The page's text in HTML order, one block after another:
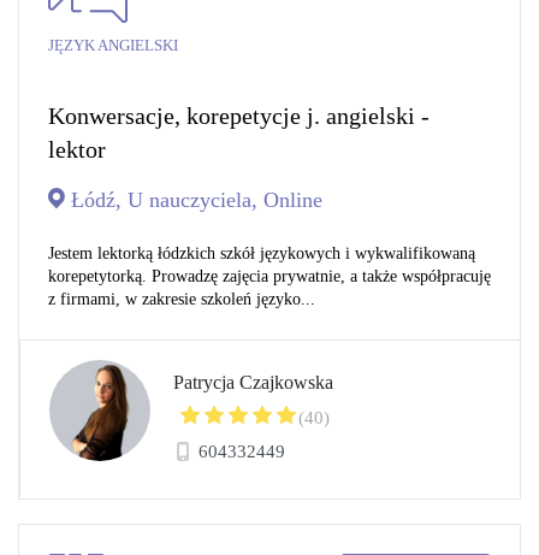
JĘZYK ANGIELSKI
Konwersacje, korepetycje j. angielski -
lektor
Łódź, U nauczyciela, Online
Jestem lektorką łódzkich szkół językowych i wykwalifikowaną
korepetytorką. Prowadzę zajęcia prywatnie, a także współpracuję
z firmami, w zakresie szkoleń języko...
Patrycja Czajkowska
(40)
604332449